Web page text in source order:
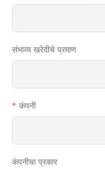
संभाव्य खरेदीचे प्रमाण
कंपनी
कंपनीचा प्रकार